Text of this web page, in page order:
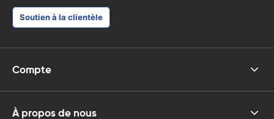
Soutien à la clientèle
Compte
À propos de nous